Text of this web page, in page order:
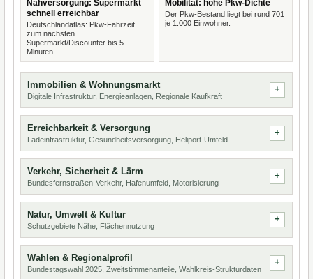
Nahversorgung: Supermarkt
schnell erreichbar
Deutschlandatlas: Pkw-Fahrzeit
zum nächsten
Supermarkt/Discounter bis 5
Minuten.
Mobilität: hohe Pkw-Dichte
Der Pkw-Bestand liegt bei rund 701
je 1.000 Einwohner.
Immobilien & Wohnungsmarkt
Digitale Infrastruktur, Energieanlagen, Regionale Kaufkraft
Erreichbarkeit & Versorgung
Ladeinfrastruktur, Gesundheitsversorgung, Heliport-Umfeld
Verkehr, Sicherheit & Lärm
Bundesfernstraßen-Verkehr, Hafenumfeld, Motorisierung
Natur, Umwelt & Kultur
Schutzgebiete Nähe, Flächennutzung
Wahlen & Regionalprofil
Bundestagswahl 2025, Zweitstimmenanteile, Wahlkreis-Strukturdaten